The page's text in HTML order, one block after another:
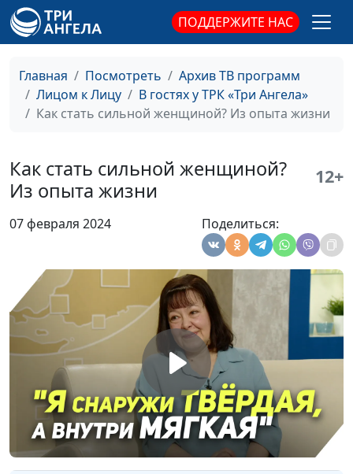
ПОДДЕРЖИТЕ НАС
Главная Посмотреть
Архив ТВ программ
Лицом к Лицу
В гостях у ТРК «Три Ангела»
Как стать сильной женщиной? Из опыта жизни
Как стать сильной женщиной?
Из опыта жизни
12+
07 февраля 2024 Поделиться:
представитель
общероссийской
организации АДРА в
кавказском федеральном
округе и Крыму; Роман
общероссийской
Дальнем Востоке;
Александр Леухин,
руководитель
общероссийской
общественной
организации АДРА
Через трудности к
Анна Богатская,
Александр Леухин,
руководитель
общероссийской
общественной
организации АДРА
#144